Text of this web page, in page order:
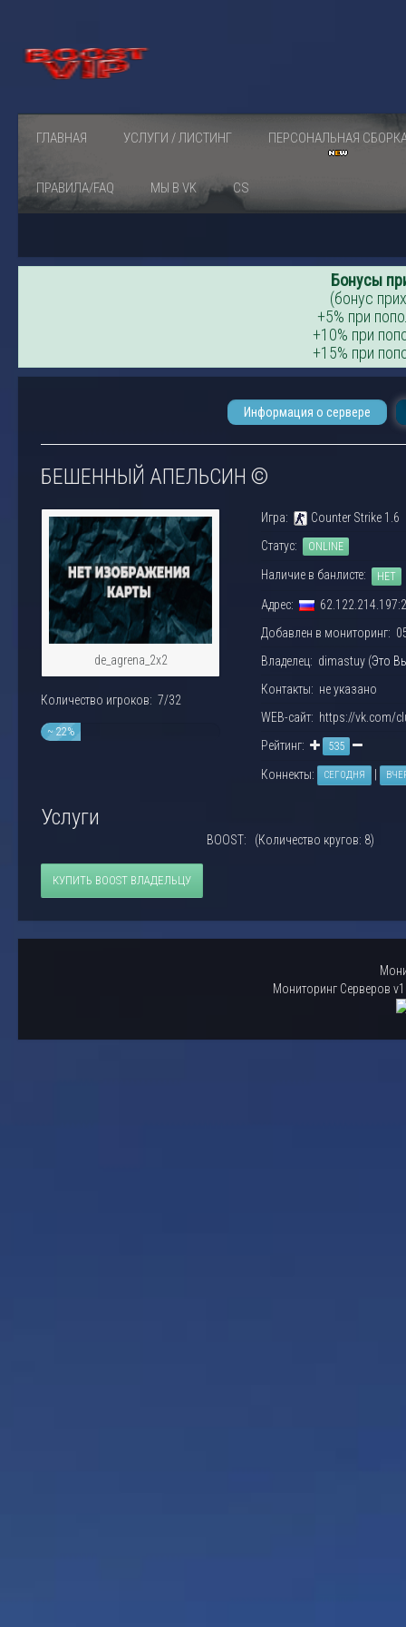
ГЛАВНАЯ УСЛУГИ / ЛИСТИНГ ПЕРСОНАЛЬНАЯ
ПРАВИЛА/FAQ МЫ В VK CS
Бонусы
(бонус
+5% при
+10% при
+15% при
Информация о сервере
БЕШЕННЫЙ АПЕЛЬСИН ©
de_agrena_2x2
Количество игроков: 7/32
~ 22%
Игра:
Counter Strike 1.6
Статус:
ONLINE
Наличие в банлисте: НЕТ
Адрес:
Добавлен в мониторинг:
Владелец: dimastuy (Это
Контакты: не указано
WEB-сайт: https://vk.com/
Рейтинг:
535
Коннекты: СЕГОДНЯ
Услуги
BOOST: (Количество кругов: 8)
КУПИТЬ BOOST ВЛАДЕЛЬЦУ
Мониторинг Серверов